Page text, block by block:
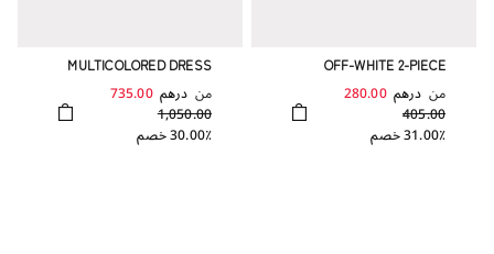
OFF-WHITE 2-PIECE
من درهم 280.00
405.00
31.00٪ خصم
MULTICOLORED DRESS
من درهم 735.00
1,050.00
30.00٪ خصم